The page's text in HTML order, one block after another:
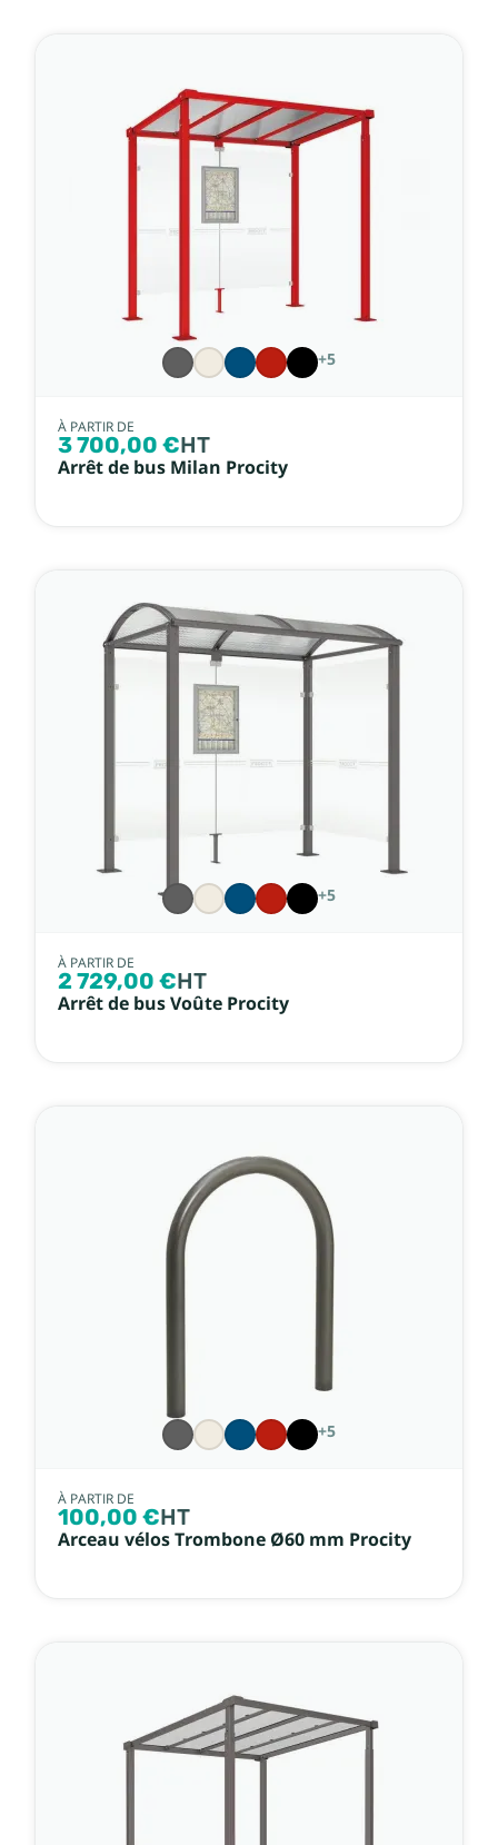
+5
À PARTIR DE
3 700,00 €HT
Arrêt de bus Milan Procity
+5
À PARTIR DE
2 729,00 €HT
Arrêt de bus Voûte Procity
+5
À PARTIR DE
100,00 €HT
Arceau vélos Trombone Ø60 mm Procity